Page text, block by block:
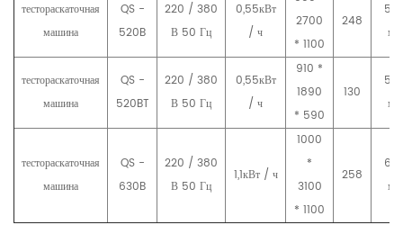
тестораскаточная
машина
QS -
520B
220 / 380
В 50 Гц
0,55кВт
/ ч
2700
* 1100
248
мм
тестораскаточная
машина
QS -
520BT
220 / 380
В 50 Гц
0,55кВт
/ ч
910 *
1890
* 590
130
мм
тестораскаточная
машина
QS -
630B
220 / 380
В 50 Гц
1,1кВт / ч
1000
*
3100
* 1100
258
мм